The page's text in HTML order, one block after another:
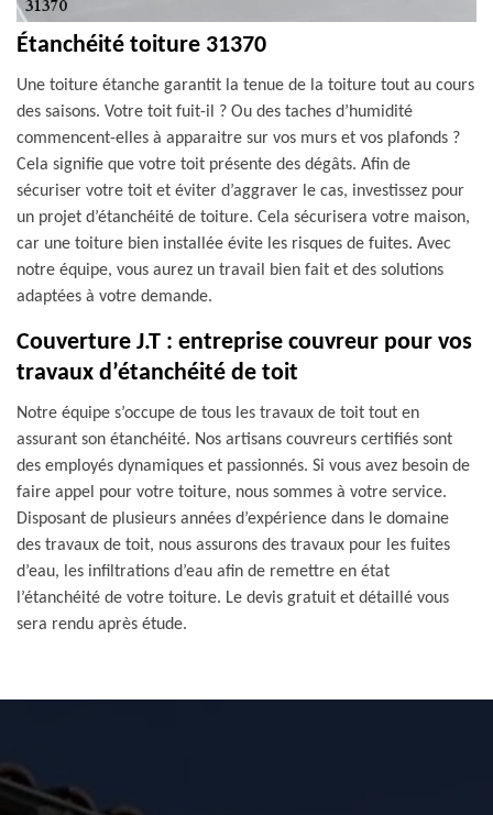
Étanchéité toiture 31370
Une toiture étanche garantit la tenue de la toiture tout au cours
des saisons. Votre toit fuit-il ? Ou des taches d’humidité
commencent-elles à apparaitre sur vos murs et vos plafonds ?
Cela signifie que votre toit présente des dégâts. Afin de
sécuriser votre toit et éviter d’aggraver le cas, investissez pour
un projet d’étanchéité de toiture. Cela sécurisera votre maison,
car une toiture bien installée évite les risques de fuites. Avec
notre équipe, vous aurez un travail bien fait et des solutions
adaptées à votre demande.
Couverture J.T : entreprise couvreur pour vos
travaux d’étanchéité de toit
Notre équipe s’occupe de tous les travaux de toit tout en
assurant son étanchéité. Nos artisans couvreurs certifiés sont
des employés dynamiques et passionnés. Si vous avez besoin de
faire appel pour votre toiture, nous sommes à votre service.
Disposant de plusieurs années d’expérience dans le domaine
des travaux de toit, nous assurons des travaux pour les fuites
d’eau, les infiltrations d’eau afin de remettre en état
l’étanchéité de votre toiture. Le devis gratuit et détaillé vous
sera rendu après étude.